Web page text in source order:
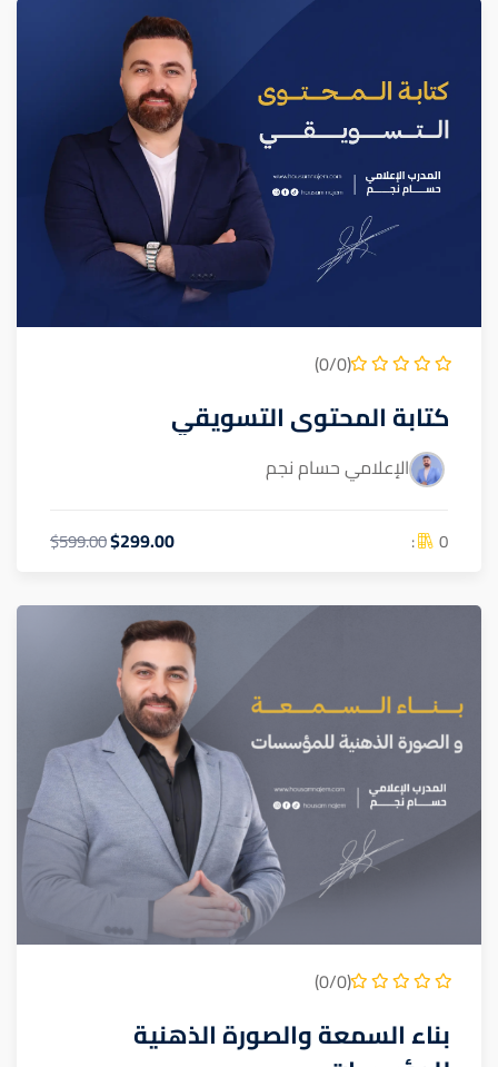
(0/0)
كتابة المحتوى التسويقي
الإعلامي حسام نجم
0 :
$299.00
$599.00
(0/0)
بناء السمعة والصورة الذهنية